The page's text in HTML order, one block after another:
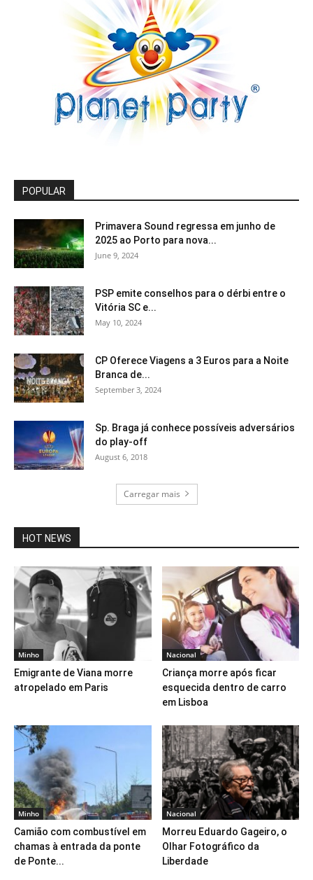
POPULAR
Primavera Sound regressa em junho de
2025 ao Porto para nova...
June 9, 2024
PSP emite conselhos para o dérbi entre o
Vitória SC e...
May 10, 2024
CP Oferece Viagens a 3 Euros para a Noite
Branca de...
September 3, 2024
Sp. Braga já conhece possíveis adversários
do play-off
August 6, 2018
Carregar mais
HOT NEWS
Minho
Emigrante de Viana morre
atropelado em Paris
Nacional
Criança morre após ficar
esquecida dentro de carro
em Lisboa
Minho
Camião com combustível em
chamas à entrada da ponte
de Ponte...
Nacional
Morreu Eduardo Gageiro, o
Olhar Fotográfico da
Liberdade